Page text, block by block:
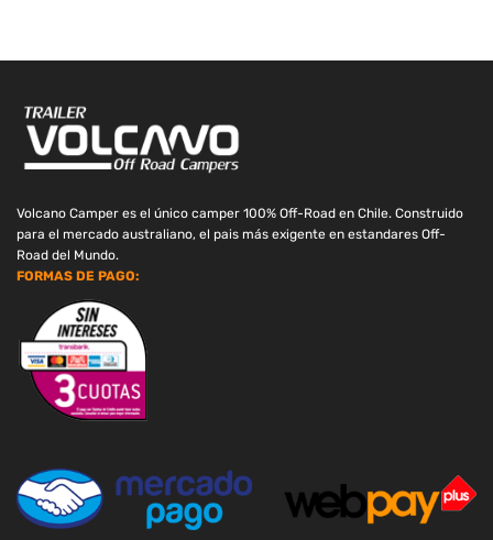
Volcano Camper es el único camper 100% Off-Road en Chile. Construido
para el mercado australiano, el pais más exigente en estandares Off-
Road del Mundo.
FORMAS DE PAGO: